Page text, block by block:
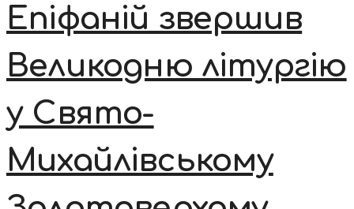
Епіфаній звершив
Великодню літургію
у Свято-
Михайлівському